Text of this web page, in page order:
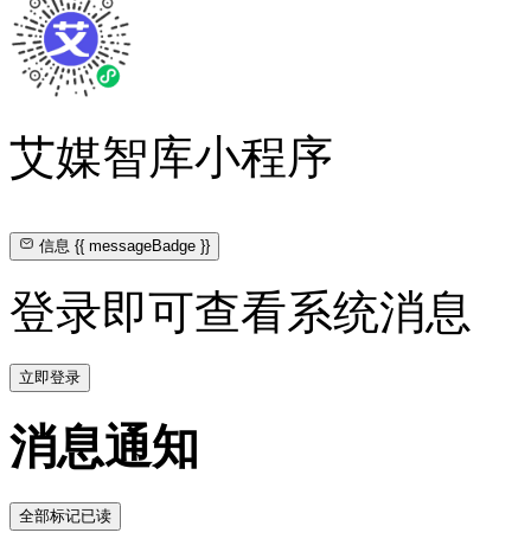
艾媒智库小程序
信息{{ messageBadge }}
登录即可查看系统消息
立即登录
消息通知
全部标记已读